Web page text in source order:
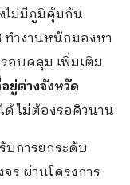
ไม่มีภูมิคุ้มกัน
ทำงานหนักมองหา
อบคลุม เพิ่มเติม
ยู่ต่างจังหวัด
ด้ ไม่ต้องรอคิวนาน
บการยกระดับ
ร ผ่านโครงการ